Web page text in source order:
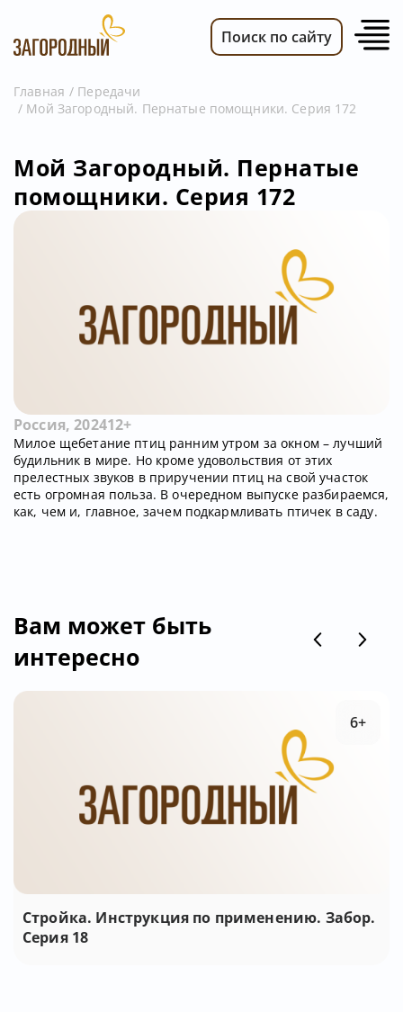
ВИДЕО
ПЕРЕДАЧИ
ТЕЛЕПРОГРАММА
РЕКЛАМОДАТЕЛЯМ
Поиск по сайту
Главная
Передачи
Мой Загородный. Пернатые помощники. Серия 172
Мой Загородный. Пернатые
помощники. Серия 172
Россия, 202412+
Милое щебетание птиц ранним утром за окном – лучший
будильник в мире. Но кроме удовольствия от этих
прелестных звуков в приручении птиц на свой участок
есть огромная польза. В очередном выпуске разбираемся,
как, чем и, главное, зачем подкармливать птичек в саду.
Вам может быть
интересно
Стройка. Инструкция по применению. Забор.
Серия 18
6+